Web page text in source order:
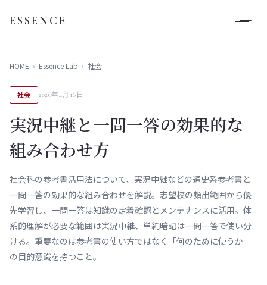
ESSENCE
HOME › Essence Lab › 社会
社会 2026年4月16日
実況中継と一問一答の効果的な
組み合わせ方
社会科の参考書活用法について、実況中継などの通史系参考書と
一問一答の効果的な組み合わせを解説。志望校の頻出範囲から優
先学習し、一問一答は知識の定着確認とメンテナンスに活用。体
系的理解が必要な範囲は実況中継、単純暗記は一問一答で使い分
ける。重要なのは参考書の使い方ではなく「何のために使うか」
の目的意識を持つこと。